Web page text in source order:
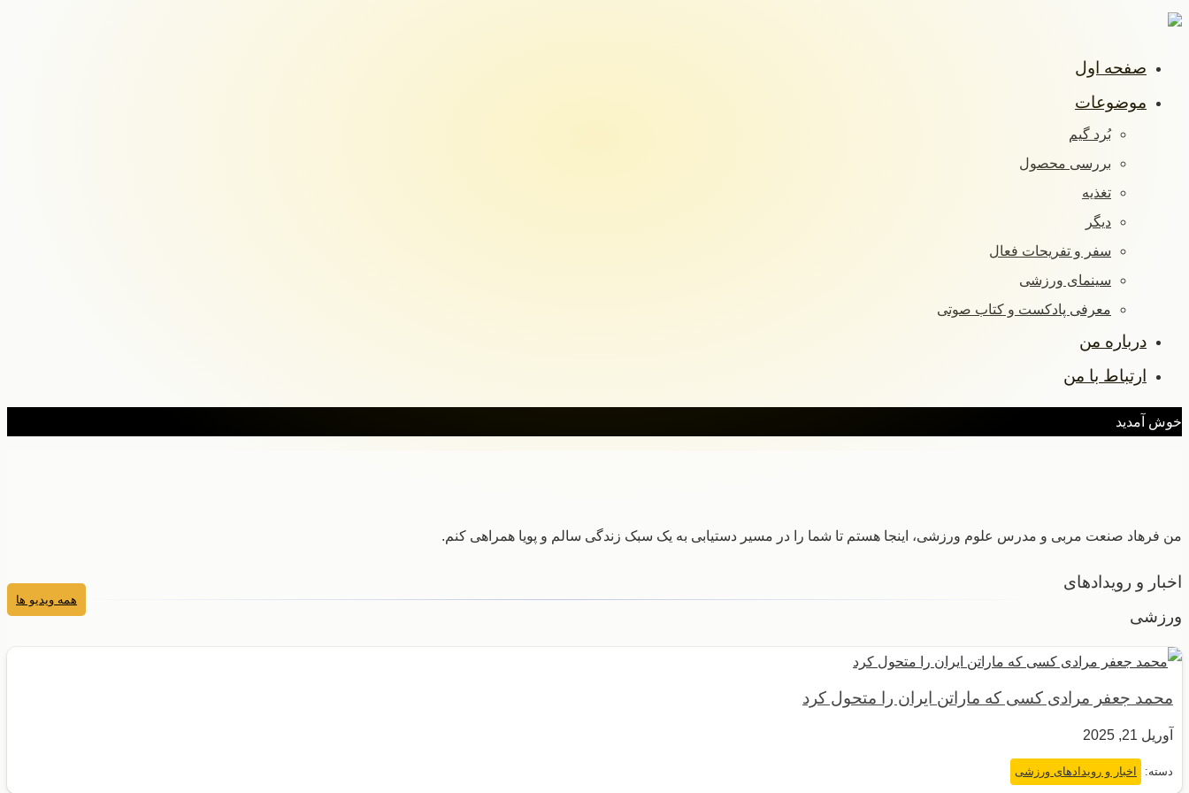
صفحه اول
موضوعات
بُرد گیم
بررسی محصول
تغذیه
دیگر
سفر و تفریحات فعال
سینمای ورزشی
معرفی پادکست و کتاب صوتی
درباره من
ارتباط با من
خوش آمدید
من فرهاد صنعت مربی و مدرس علوم ورزشی، اینجا هستم تا شما را در مسیر دستیابی به یک سبک زندگی سالم و پویا همراهی کنم.
اخبار و رویدادهای
ورزشی
همه ویدیو ها
محمد جعفر مرادی کسی که ماراتن ایران را متحول کرد
آوریل 21, 2025
دسته: اخبار و رویدادهای ورزشی